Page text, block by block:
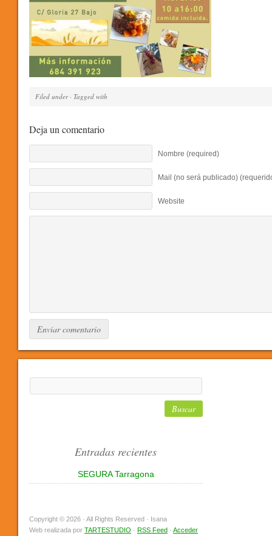
Filed under · Tagged with
Deja un comentario
Nombre (required)
Mail (no será publicado)
Website
Entradas recientes
SEGURA Tarragona
Copyright © 2026 · All Rights Reserved · Isana
Web realizada por TARTESTUDIO · RSS Feed · Acceder